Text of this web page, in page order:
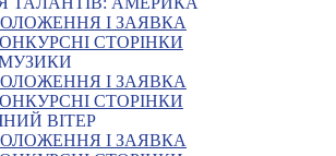
І ЗАЯВКА
СТОРІНКИ
І ЗАЯВКА
СТОРІНКИ
ВІТЕР
І ЗАЯВКА